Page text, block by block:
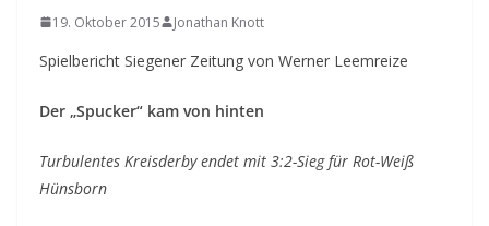
19. Oktober 2015 Jonathan Knott
Spielbericht Siegener Zeitung von Werner Leemreize
Der „Spucker“ kam von hinten
Turbulentes Kreisderby endet mit 3:2-Sieg für Rot-Weiß
Hünsborn